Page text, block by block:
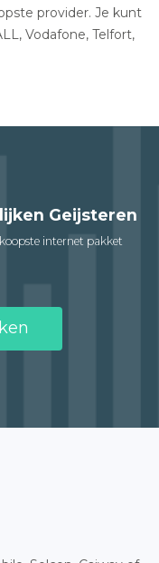
provider. Je kunt
Vodafone, Telfort,
Geijsteren
internet pakket